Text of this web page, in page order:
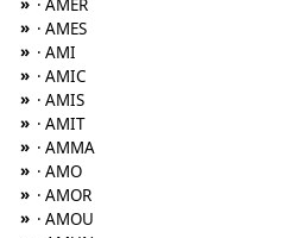
· AMER
» · AMES
» · AMI
» · AMIC
» · AMIS
» · AMIT
» · AMMA
» · AMO
» · AMOR
» · AMOU